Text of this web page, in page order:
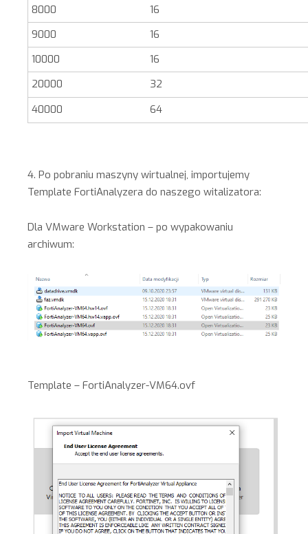
8000
16
9000
16
10000
16
20000
32
40000
64
4. Po pobraniu maszyny wirtualnej, importujemy
Template FortiAnalyzera do naszego witalizatora:
Dla VMware Workstation – po wypakowaniu
archiwum:
Template – FortiAnalyzer-VM64.ovf